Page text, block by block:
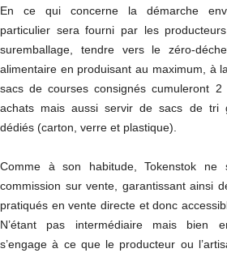
En ce qui concerne la démarche
particulier sera fourni par les
suremballage, tendre vers le zéro-
alimentaire en produisant au maximum, à
sacs de courses consignés cumuleront
achats mais aussi servir de sacs de tri
dédiés (carton, verre et plastique).
Comme à son habitude, Tokenstok
commission sur vente, garantissant ainsi
pratiqués en vente directe et donc
N’étant pas intermédiaire mais bien
s’engage à ce que le producteur ou